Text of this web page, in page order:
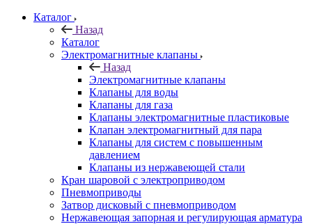
Каталог
Назад
Каталог
Электромагнитные клапаны
Назад
Электромагнитные клапаны
Клапаны для воды
Клапаны для газа
Клапаны электромагнитные пластиковые
Клапан электромагнитный для пара
Клапаны для систем с повышенным
давлением
Клапаны из нержавеющей стали
Кран шаровой с электроприводом
Пневмоприводы
Затвор дисковый с пневмоприводом
Нержавеющая запорная и регулирующая арматура